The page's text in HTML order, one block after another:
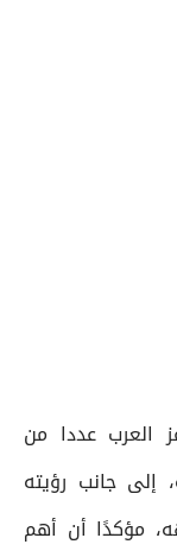
العرب عددا من
إلى جانب رؤيته
مؤكدًا أن أهم